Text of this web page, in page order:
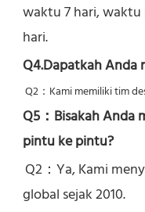
waktu 7 hari, waktu
hari.
Q4.Dapatkah Anda
Q2： Kami memiliki tim
Q5： Bisakah Anda
pintu ke pintu?
Q2：Ya, Kami
global sejak 2010.